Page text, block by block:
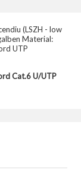
(LSZH - low
Material:
UTP
Cat.6 U/UTP